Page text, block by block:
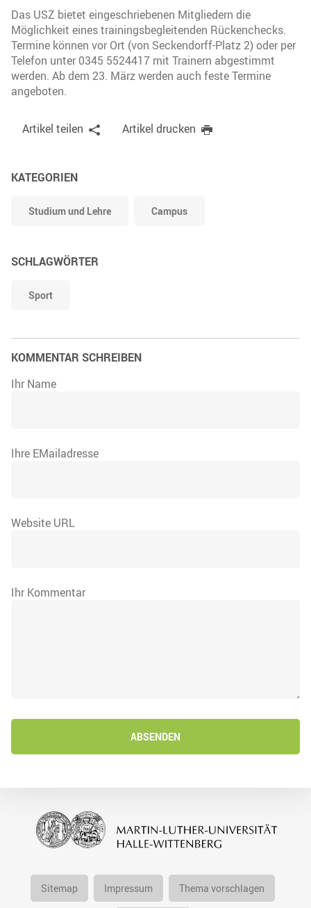
Das USZ bietet eingeschriebenen Mitgliedern die
Möglichkeit eines trainingsbegleitenden Rückenchecks.
Termine können vor Ort (von Seckendorff-Platz 2) oder per
Telefon unter 0345 5524417 mit Trainern abgestimmt
werden. Ab dem 23. März werden auch feste Termine
angeboten.
Artikel teilen Artikel drucken
KATEGORIEN
Studium und Lehre Campus
SCHLAGWÖRTER
Sport
KOMMENTAR SCHREIBEN
Ihr Name
Ihre EMailadresse
Website URL
Ihr Kommentar
ABSENDEN
Sitemap Impressum Thema vorschlagen